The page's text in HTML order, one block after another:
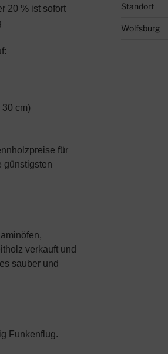
20 % ist sofort
cm)
für
günstigsten
verkauft und
sauber und
Funkenflug.
Standort
Wolfsburg